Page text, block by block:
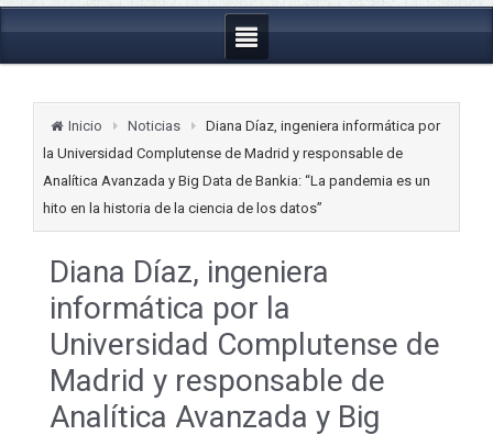
Inicio Noticias
Diana Díaz, ingeniera informática por
la Universidad Complutense de Madrid y responsable de
Analítica Avanzada y Big Data de Bankia: “La pandemia es un
hito en la historia de la ciencia de los datos”
Diana Díaz, ingeniera
informática por la
Universidad Complutense de
Madrid y responsable de
Analítica Avanzada y Big